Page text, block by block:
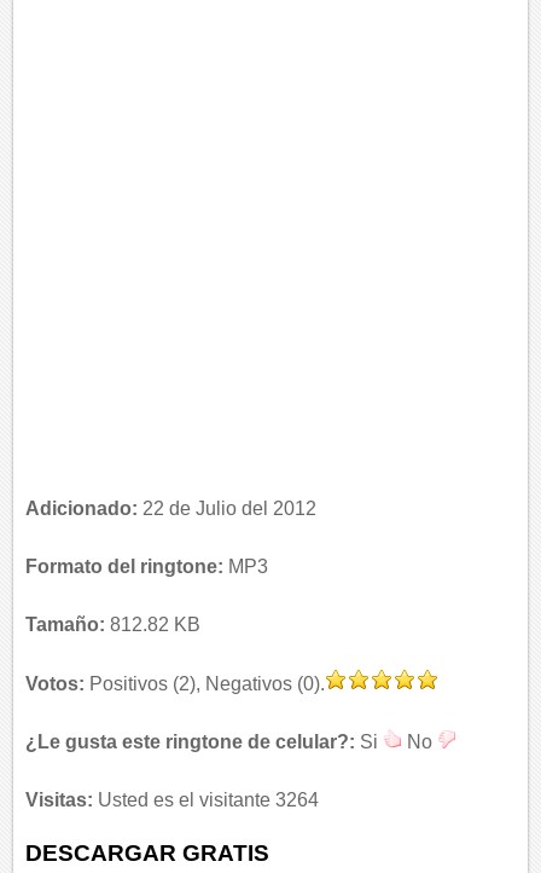
Adicionado: 22 de Julio del 2012
Formato del ringtone: MP3
Tamaño: 812.82 KB
Votos: Positivos (2), Negativos (0).
¿Le gusta este ringtone de celular?: Si No
Visitas: Usted es el visitante 3264
DESCARGAR GRATIS